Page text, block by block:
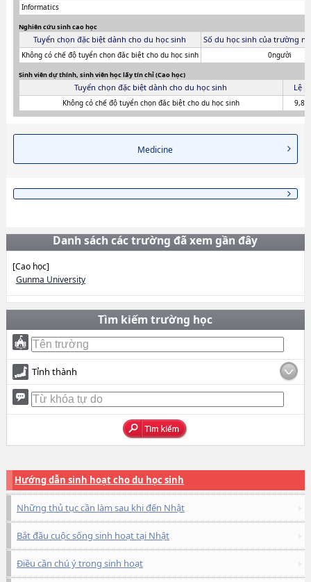
Informatics
Nghiên cứu sinh cao học
Tuyển chọn đặc biệt dành cho du học sinh Số du học sinh của trường
Không có chế độ tuyển chọn đăc biệt cho du học sinh 0người
Sinh viên dự thính, sinh viên học lấy tín chỉ (Cao học)
Tuyển chọn đặc biệt dành cho du học sinh Lệ
Không có chế độ tuyển chọn đăc biệt cho du học sinh
Medicine
Danh sách các trường đã xem gần đây
[Cao học]
Gunma University
Tìm kiếm trường học
Tỉnh thành
Hướng dẫn sinh hoạt cho du học sinh
Những thủ tục cần làm sau khi đến Nhật
Bắt đầu cuộc sống sinh hoạt tại Nhật
Điều cần chú ý trong sinh hoạt